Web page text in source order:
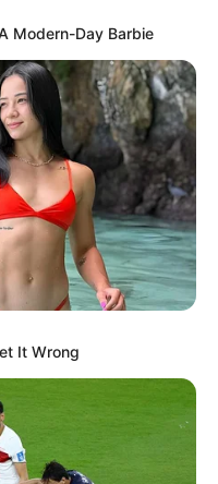
kako joj prolazi kroz ruke
ispunjenim pokretom,
420.000 evra — kao da je
što je stavio pečat
komadiće.
javnog poniženja.
taj komadić papira kao
da nije samo cepao ček —
Modern-Day Barbie
It Wrong